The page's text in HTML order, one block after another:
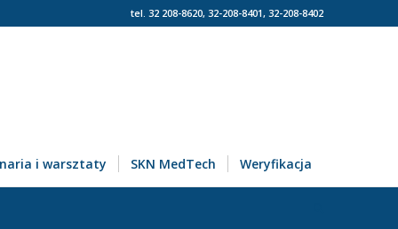
tel. 32 208-8620, 32-208-8401, 32-208-8402
i warsztaty SKN MedTech Weryfikacja